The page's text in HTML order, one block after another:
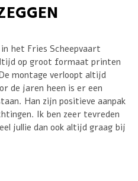
het Fries Scheepvaart
op groot formaat printen
montage verloopt altijd
de jaren heen is er een
Han zijn positieve aanpak
Ik ben zeer tevreden
jullie dan ook altijd graag bij